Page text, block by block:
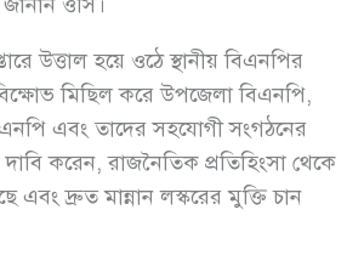
উত্তাল হয়ে ওঠে স্থানীয় বিএনপির
মিছিল করে উপজেলা বিএনপি,
এবং তাদের সহযোগী সংগঠনের
দাবি করেন, রাজনৈতিক প্রতিহিংসা থেকে
এবং দ্রুত মান্নান লস্করের মুক্তি চান